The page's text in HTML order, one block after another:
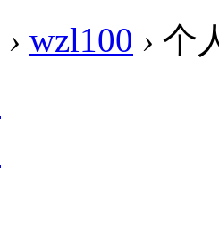
› wzl100 › 个